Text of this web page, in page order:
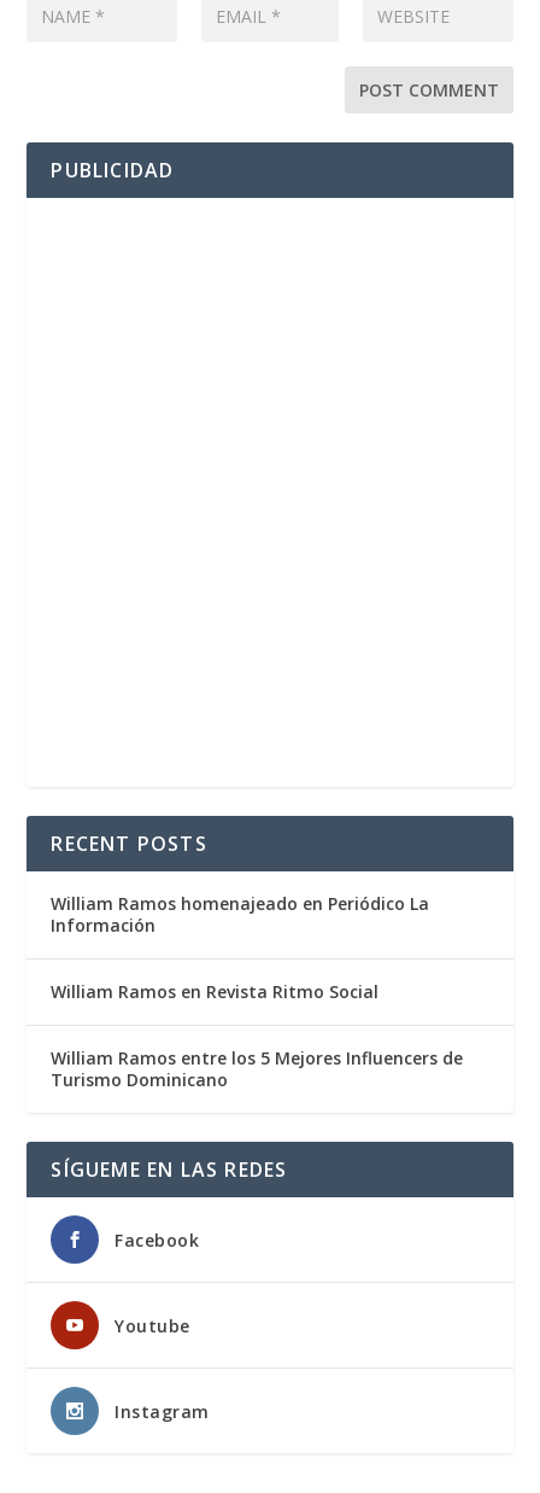
PUBLICIDAD
RECENT POSTS
William Ramos homenajeado en Periódico La
Información
William Ramos en Revista Ritmo Social
William Ramos entre los 5 Mejores Influencers de
Turismo Dominicano
SÍGUEME EN LAS REDES
Facebook
Youtube
Instagram